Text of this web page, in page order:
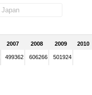
2007 2008 2009 2010
499362 606266 501924